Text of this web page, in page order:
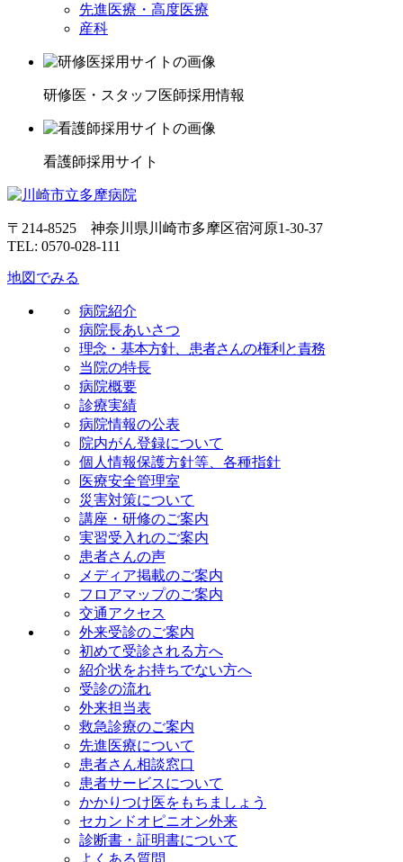
先進医療・高度医療
産科
研修医・スタッフ医師採用情報
看護師採用サイト
〒214-8525 神奈川県川崎市多摩区宿河原1-30-37
TEL: 0570-028-111
地図でみる
病院紹介
病院長あいさつ
理念・基本方針、患者さんの権利と責務
当院の特長
病院概要
診療実績
病院情報の公表
院内がん登録について
個人情報保護方針等、各種指針
医療安全管理室
災害対策について
講座・研修のご案内
実習受入れのご案内
患者さんの声
メディア掲載のご案内
フロアマップのご案内
交通アクセス
外来受診のご案内
初めて受診される方へ
紹介状をお持ちでない方へ
受診の流れ
外来担当表
救急診療のご案内
先進医療について
患者さん相談窓口
患者サービスについて
かかりつけ医をもちましょう
セカンドオピニオン外来
診断書・証明書について
よくある質問